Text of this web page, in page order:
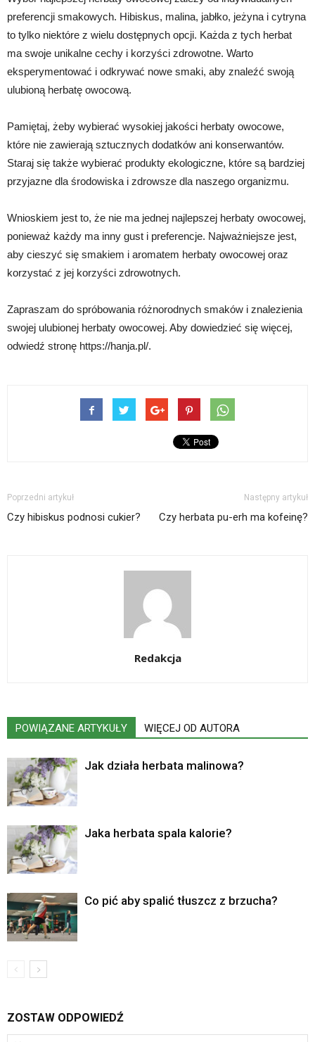
preferencji smakowych. Hibiskus, malina, jabłko, jeżyna i cytryna
to tylko niektóre z wielu dostępnych opcji. Każda z tych herbat
ma swoje unikalne cechy i korzyści zdrowotne. Warto
eksperymentować i odkrywać nowe smaki, aby znaleźć swoją
ulubioną herbatę owocową.
Pamiętaj, żeby wybierać wysokiej jakości herbaty owocowe,
które nie zawierają sztucznych dodatków ani konserwantów.
Staraj się także wybierać produkty ekologiczne, które są bardziej
przyjazne dla środowiska i zdrowsze dla naszego organizmu.
Wnioskiem jest to, że nie ma jednej najlepszej herbaty owocowej,
ponieważ każdy ma inny gust i preferencje. Najważniejsze jest,
aby cieszyć się smakiem i aromatem herbaty owocowej oraz
korzystać z jej korzyści zdrowotnych.
Zapraszam do spróbowania różnorodnych smaków i znalezienia
swojej ulubionej herbaty owocowej. Aby dowiedzieć się więcej,
odwiedź stronę https://hanja.pl/.
Poprzedni artykuł
Czy hibiskus podnosi cukier?
Następny artykuł
Czy herbata pu-erh ma kofeinę?
Redakcja
POWIĄZANE ARTYKUŁY WIĘCEJ OD AUTORA
Jak działa herbata malinowa?
Jaka herbata spala kalorie?
Co pić aby spalić tłuszcz z brzucha?
ZOSTAW ODPOWIEDŹ